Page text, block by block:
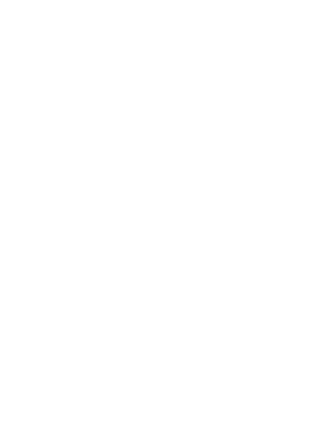
La marcha por la Igualdad
meridional de la ciudad de
salida y meta en el
lectura de un manifiesto por
photocall con mensajes
convivencia de forma
El recorrido de la carrera-
trofeos, llevará consigo el